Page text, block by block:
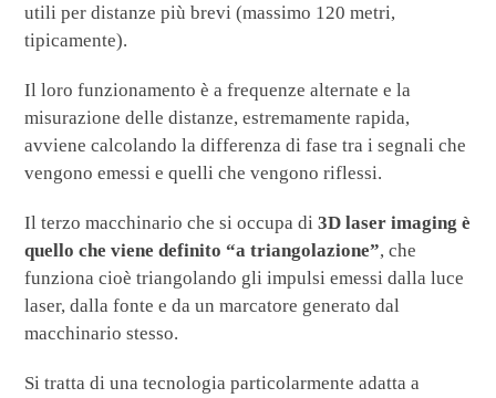
utili per distanze più brevi (massimo 120 metri,
tipicamente).
Il loro funzionamento è a frequenze alternate e la
misurazione delle distanze, estremamente rapida,
avviene calcolando la differenza di fase tra i segnali che
vengono emessi e quelli che vengono riflessi.
Il terzo macchinario che si occupa di3D laser imaging è
quello che viene definito “a triangolazione”, che
funziona cioè triangolando gli impulsi emessi dalla luce
laser, dalla fonte e da un marcatore generato dal
macchinario stesso.
Si tratta di una tecnologia particolarmente adatta a